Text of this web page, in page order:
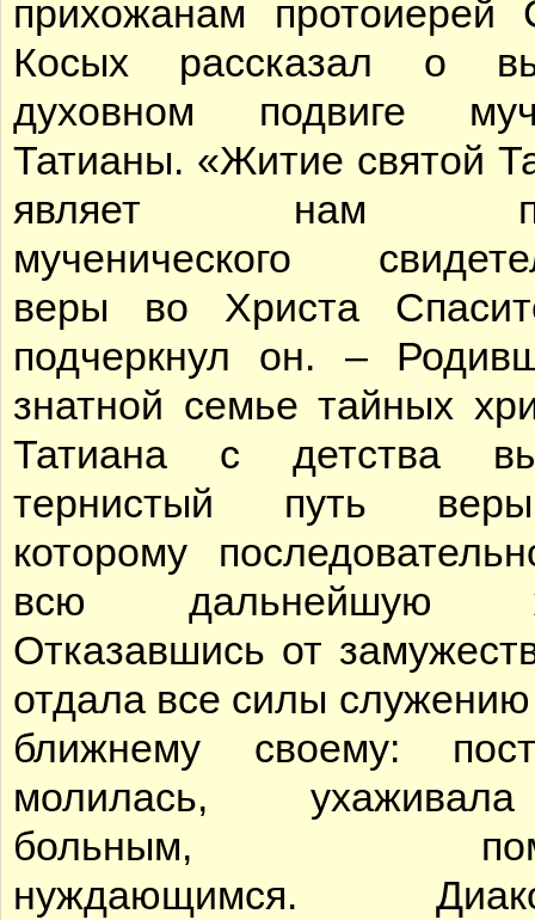
прихожанам протоиерей
Косых рассказал о
духовном подвиге
Татианы. «Житие святой
являет нам
мученического
веры во Христа
подчеркнул он. –
знатной семье тайных
Татиана с детства
тернистый путь
которому
всю дальнейшую
Отказавшись от
отдала все силы служению
ближнему своему:
молилась,
больным,
нуждающимся.